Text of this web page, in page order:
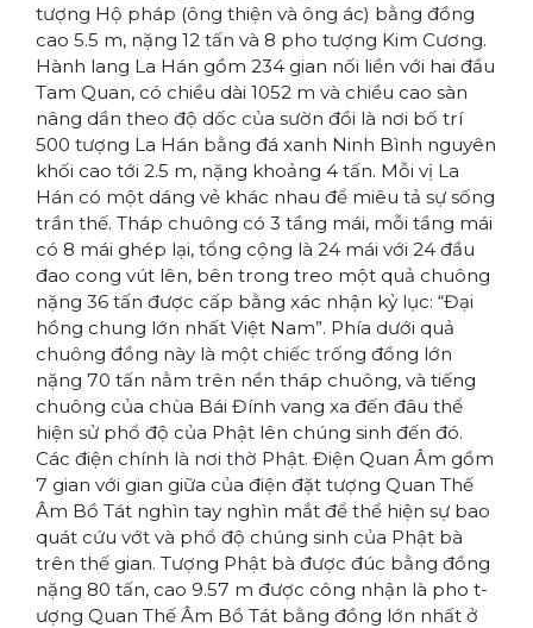
tượng Hộ pháp (ông thiện và ông ác) bằng đồng
cao 5.5 m, nặng 12 tấn và 8 pho tượng Kim Cương.
Hành lang La Hán gồm 234 gian nối liền với hai đầu
Tam Quan, có chiều dài 1052 m và chiều cao sàn
nâng dần theo độ dốc của sườn đồi là nơi bố trí
500 tư­ợng La Hán bằng đá xanh Ninh Bình nguyên
khối cao tới 2.5 m, nặng khoảng 4 tấn. Mỗi vị La
Hán có một dáng vẻ khác nhau để miêu tả sự sống
trần thế. Tháp chuông có 3 tầng mái, mỗi tầng mái
có 8 mái ghép lại, tổng cộng là 24 mái với 24 đầu
đao cong vút lên, bên trong treo một quả chuông
nặng 36 tấn được cấp bằng xác nhận kỷ lục: “Đại
hồng chung lớn nhất Việt Nam”. Phía dưới quả
chuông đồng này là một chiếc trống đồng lớn
nặng 70 tấn nằm trên nền tháp chuông, và tiếng
chuông của chùa Bái Đính vang xa đến đâu thể
hiện sử phổ độ của Phật lên chúng sinh đến đó.
Các điện chính là nơi thờ Phật. Điện Quan Âm gồm
7 gian với gian giữa của điện đặt tư­ợng Quan Thế
Âm Bồ Tát nghìn tay nghìn mắt để thể hiện sự bao
quát cứu vớt và phổ độ chúng sinh của Phật bà
trên thế gian. Tượng Phật bà được đúc bằng đồng
nặng 80 tấn, cao 9.57 m được công nhận là pho t­
ượng Quan Thế Âm Bồ Tát bằng đồng lớn nhất ở